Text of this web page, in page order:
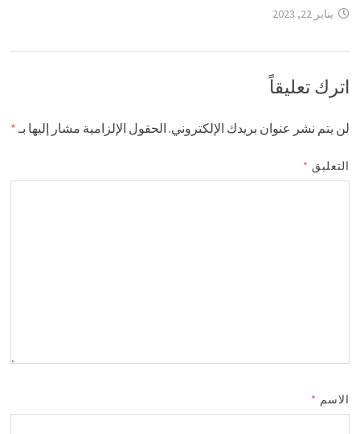
يناير 22, 2023
اترك تعليقاً
لن يتم نشر عنوان بريدك الإلكتروني. الحقول الإلزامية مشار إليها بـ*
التعليق *
الاسم *